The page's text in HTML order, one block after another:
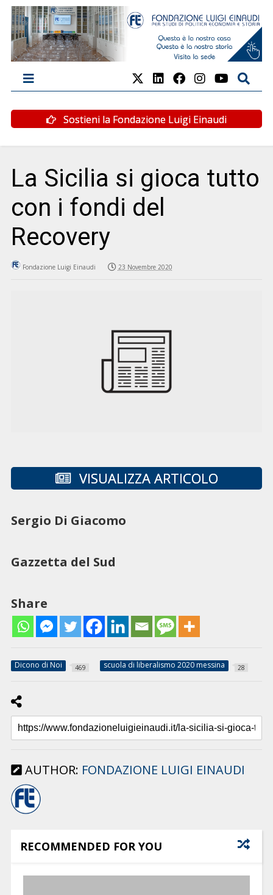
Sostieni la Fondazione Luigi Einaudi
La Sicilia si gioca tutto
con i fondi del
Recovery
Fondazione Luigi Einaudi 23 Novembre 2020
VISUALIZZA ARTICOLO
Sergio Di Giacomo
Gazzetta del Sud
Share
Dicono di Noi 469 scuola di liberalismo 2020 messina 28
AUTHOR: FONDAZIONE LUIGI EINAUDI
RECOMMENDED FOR YOU